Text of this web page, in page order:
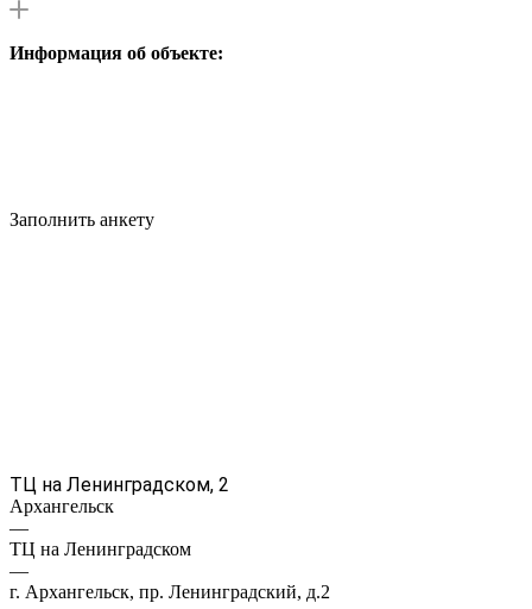
Информация об объекте:
Заполнить анкету
ТЦ на Ленинградском, 2
Архангельск
—
ТЦ на Ленинградском
—
г. Архангельск, пр. Ленинградский, д.2